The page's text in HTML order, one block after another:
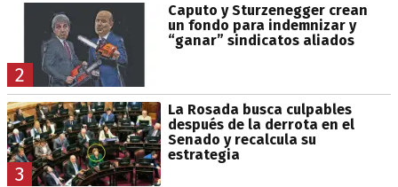
2
Caputo y Sturzenegger crean
un fondo para indemnizar y
“ganar” sindicatos aliados
3
La Rosada busca culpables
después de la derrota en el
Senado y recalcula su
estrategia